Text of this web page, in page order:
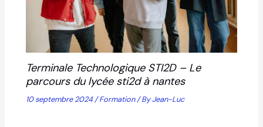
Terminale Technologique STI2D – Le
parcours du lycée sti2d à nantes
10 septembre 2024/Formation/ ByJean-Luc